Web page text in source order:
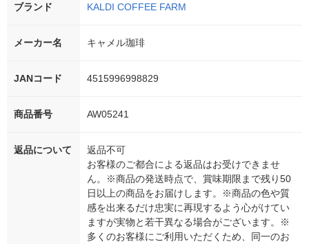
ブランド KALDI COFFEE FARM
メーカー名 キャメル珈琲
JANコード 4515996998829
商品番号 AW05241
返品について
返品不可
お客様のご都合による返品はお受けできませ
ん。※商品の発送時点で、賞味期限まで残り50
日以上の商品をお届けします。※商品の色や質
感を出来るだけ忠実に再現するよう心がけてい
ますが実物と若干異なる場合がございます。※
多くのお客様にご利用いただくため、同一のお